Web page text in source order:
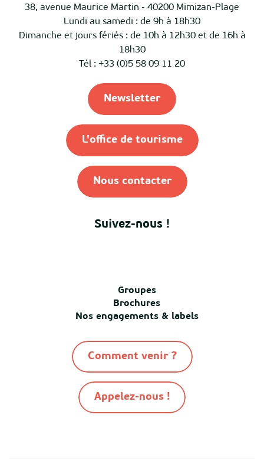
38, avenue Maurice Martin - 40200 Mimizan-Plage
Lundi au samedi : de 9h à 18h30
Dimanche et jours fériés : de 10h à 12h30 et de 16h à
18h30
Tél : +33 (0)5 58 09 11 20
Newsletter
L'office de tourisme
Nous contacter
Suivez-nous !
Groupes
Brochures
Nos engagements & labels
Comment venir ?
Appelez-nous !